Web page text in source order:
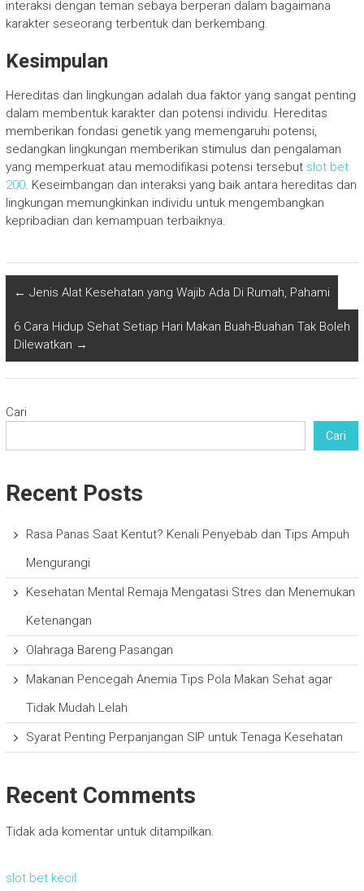
interaksi dengan teman sebaya berperan dalam bagaimana
karakter seseorang terbentuk dan berkembang.
Kesimpulan
Hereditas dan lingkungan adalah dua faktor yang sangat penting
dalam membentuk karakter dan potensi individu. Hereditas
memberikan fondasi genetik yang memengaruhi potensi,
sedangkan lingkungan memberikan stimulus dan pengalaman
yang memperkuat atau memodifikasi potensi tersebut slot bet
200. Keseimbangan dan interaksi yang baik antara hereditas dan
lingkungan memungkinkan individu untuk mengembangkan
kepribadian dan kemampuan terbaiknya.
← Jenis Alat Kesehatan yang Wajib Ada Di Rumah, Pahami
6 Cara Hidup Sehat Setiap Hari Makan Buah-Buahan Tak Boleh
Dilewatkan →
Cari
Cari
Recent Posts
Rasa Panas Saat Kentut? Kenali Penyebab dan Tips Ampuh
Mengurangi
Kesehatan Mental Remaja Mengatasi Stres dan Menemukan
Ketenangan
Olahraga Bareng Pasangan
Makanan Pencegah Anemia Tips Pola Makan Sehat agar
Tidak Mudah Lelah
Syarat Penting Perpanjangan SIP untuk Tenaga Kesehatan
Recent Comments
Tidak ada komentar untuk ditampilkan.
slot bet kecil